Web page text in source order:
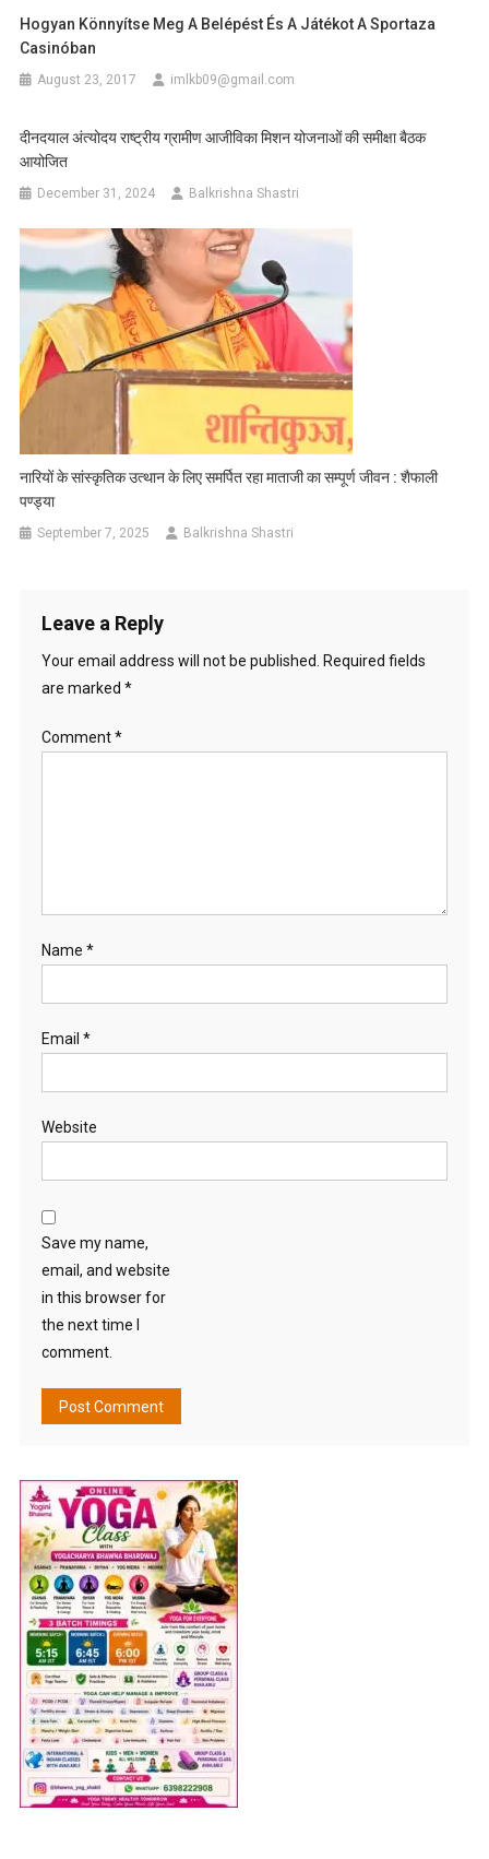
Hogyan Könnyítse Meg A Belépést És A Játékot A Sportaza
Casinóban
August 23, 2017 imlkb09@gmail.com
दीनदयाल अंत्योदय राष्ट्रीय ग्रामीण आजीविका मिशन योजनाओं की समीक्षा बैठक
आयोजित
December 31, 2024 Balkrishna Shastri
नारियों के सांस्कृतिक उत्थान के लिए समर्पित रहा माताजी का सम्पूर्ण जीवन : शैफाली
पण्ड्या
September 7, 2025 Balkrishna Shastri
Leave a Reply
Your email address will not be published.
Required fields
are marked *
Comment*
Name *
Email *
Website
Save my name,
email, and website
in this browser for
the next time I
comment.